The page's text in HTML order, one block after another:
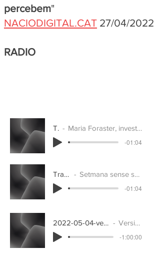
percebem"
NACIODIGITAL.CAT 27/04/2022
RADIO
Track Name
Maria Foraster, investigadora ISGlobal: "Més del 50% de la població està exposada a nivells de soroll que superen les recomanacions per protegir la salut"
-01:04
Track Name
Setmana sense soroll: la contaminació acústica
-01:04
2022-05-04-versio-rac1-18h
Versió RAC 1
-1:00:00